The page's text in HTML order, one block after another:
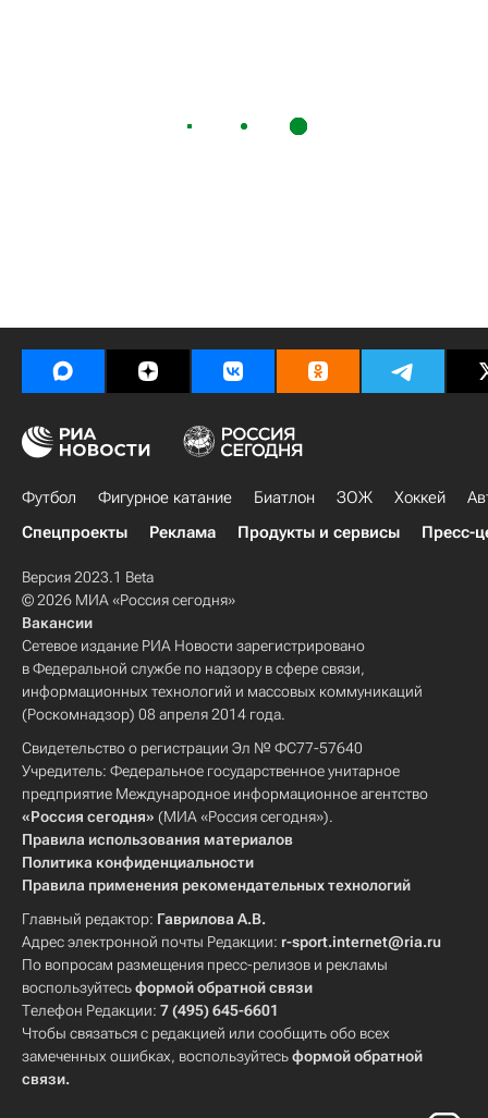
Футбол Фигурное катание Биатлон ЗОЖ Хоккей
Спецпроекты
Реклама Продукты и сервисы Пресс-
Версия 2023.1 Beta
© 2026 МИА «Россия сегодня»
Вакансии
Сетевое издание РИА Новости зарегистрировано
в Федеральной службе по надзору в сфере связи,
информационных технологий и массовых коммуникаций
(Роскомнадзор) 08 апреля 2014 года.
Свидетельство о регистрации Эл № ФС77-57640
Учредитель: Федеральное государственное унитарное
предприятие Международное информационное агентство
«Россия сегодня» (МИА «Россия сегодня»).
Правила использования материалов
Политика конфиденциальности
Правила применения рекомендательных технологий
Главный редактор: Гаврилова А.В.
Адрес электронной почты Редакции: r-sport.internet@ria.ru
По вопросам размещения пресс-релизов и рекламы
воспользуйтесьформой обратной связи
Телефон Редакции: 7 (495) 645-6601
Чтобы связаться с редакцией или сообщить обо всех
замеченных ошибках, воспользуйтесьформой обратной
связи.